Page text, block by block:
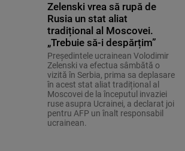
Zelenski vrea să rupă de
Rusia un stat aliat
tradițional al Moscovei.
„Trebuie să-i despărțim”
Președintele ucrainean Volodimir
Zelenski va efectua sâmbătă o
vizită în Serbia, prima sa deplasare
în acest stat aliat tradițional al
Moscovei de la începutul invaziei
ruse asupra Ucrainei, a declarat joi
pentru AFP un înalt responsabil
ucrainean.